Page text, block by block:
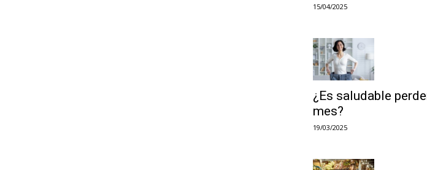
15/04/2025
¿Es saludable
mes?
19/03/2025